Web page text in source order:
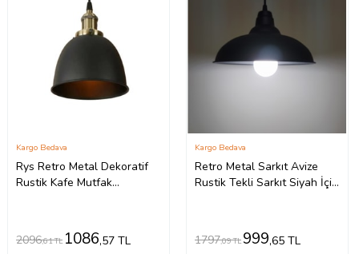
Rys Retro Metal Dekoratif
Rustik Kafe Mutfak
Kargo Bedava
2096,61 TL 1086,57 TL
Retro Metal Sarkıt Avize
Rustik Tekli Sarkıt Siyah İçi
Kargo Bedava
1797,09 TL 999,65 TL